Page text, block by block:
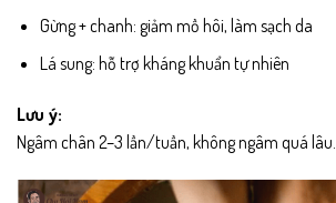
Gừng + chanh: giảm mồ hôi, làm sạch da
Lá sung: hỗ trợ kháng khuẩn tự nhiên
Lưu ý:
Ngâm chân 2–3 lần/tuần, không ngâm quá lâu.